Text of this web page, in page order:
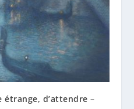
d’attendre –